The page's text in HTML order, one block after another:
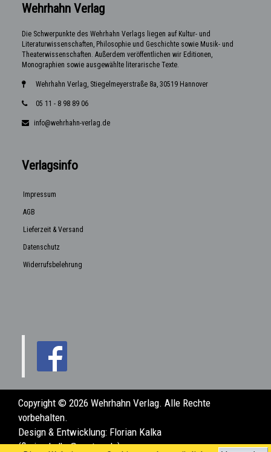
Wehrhahn Verlag
Die Schwerpunkte des Wehrhahn Verlags liegen auf Kultur- und
Literaturwissenschaften, Philosophie und Geschichte sowie Musik- und
Theaterwissenschaften. Außerdem veröffentlichen wir Editionen,
Monographien sowie ausgewählte literarische Texte.
Wehrhahn Verlag, Stiegelmeyerstraße 8a, 30519 Hannover
05 11 - 8 98 89 06
info@wehrhahn-verlag.de
Verlagsinfo
Impressum
AGB
Lieferzeit & Versand
Datenschutz
Widerrufsbelehrung
Copyright © 2026 Wehrhahn Verlag. Alle Rechte
vorbehalten.
Design & Entwicklung: Florian Kalka
(florian.kalka@posteo.de)